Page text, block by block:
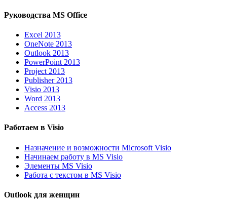
Руководства MS Office
Excel 2013
OneNote 2013
Outlook 2013
PowerPoint 2013
Project 2013
Publisher 2013
Visio 2013
Word 2013
Access 2013
Работаем в Visio
Назначение и возможности Microsoft Visio
Начинаем работу в MS Visio
Элементы MS Visio
Работа с текстом в MS Visio
Outlook для женщин